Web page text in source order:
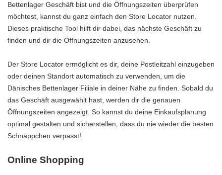
Bettenlager Geschäft bist und die Öffnungszeiten überprüfen
möchtest, kannst du ganz einfach den Store Locator nutzen.
Dieses praktische Tool hilft dir dabei, das nächste Geschäft zu
finden und dir die Öffnungszeiten anzusehen.
Der Store Locator ermöglicht es dir, deine Postleitzahl einzugeben
oder deinen Standort automatisch zu verwenden, um die
Dänisches Bettenlager Filiale in deiner Nähe zu finden. Sobald du
das Geschäft ausgewählt hast, werden dir die genauen
Öffnungszeiten angezeigt. So kannst du deine Einkaufsplanung
optimal gestalten und sicherstellen, dass du nie wieder die besten
Schnäppchen verpasst!
Online Shopping